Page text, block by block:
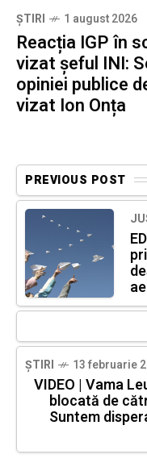
ȘTIRI 1 august 2026
Reacția IGP în
vizat șeful INI:
opiniei publice
vizat Ion Onța
PREVIOUS POST
ȘTIRI 13 februarie
VIDEO | Vama
blocată de
Suntem